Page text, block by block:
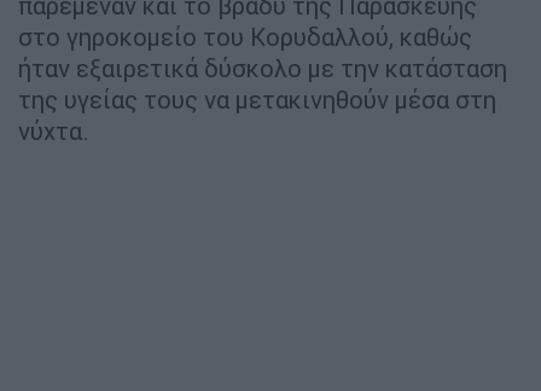
στο γηροκομείο του Κορυδαλλού, καθώς
ήταν εξαιρετικά δύσκολο με την κατάσταση
της υγείας τους να μετακινηθούν μέσα στη
νύχτα.